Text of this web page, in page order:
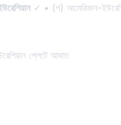
✓ • (গ) আমেরিকান-
প্লেটে আঘাত